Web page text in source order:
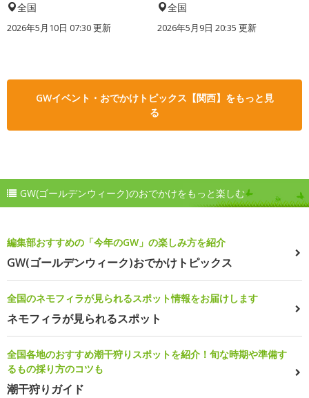
全国
2026年5月10日 07:30 更新
全国
2026年5月9日 20:35 更新
GWイベント・おでかけトピックス【関西】をもっと見
る
GW(ゴールデンウィーク)のおでかけをもっと楽しむ
編集部おすすめの「今年のGW」の楽しみ方を紹介
GW(ゴールデンウィーク)おでかけトピックス
全国のネモフィラが見られるスポット情報をお届けします
ネモフィラが見られるスポット
全国各地のおすすめ潮干狩りスポットを紹介！旬な時期や準備す
るもの採り方のコツも
潮干狩りガイド